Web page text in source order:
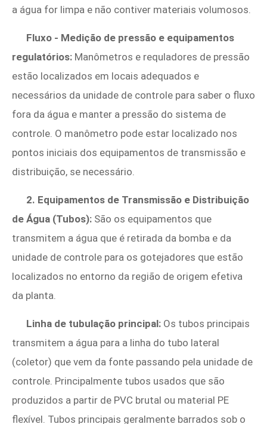
a água for limpa e não contiver materiais volumosos.
Fluxo - Medição de pressão e equipamentos
regulatórios: Manômetros e requladores de pressão
estão localizados em locais adequados e
necessários da unidade de controle para saber o fluxo
fora da água e manter a pressão do sistema de
controle. O manômetro pode estar localizado nos
pontos iniciais dos equipamentos de transmissão e
distribuição, se necessário.
2. Equipamentos de Transmissão e Distribuição
de Água (Tubos): São os equipamentos que
transmitem a água que é retirada da bomba e da
unidade de controle para os gotejadores que estão
localizados no entorno da região de origem efetiva
da planta.
Linha de tubulação principal: Os tubos principais
transmitem a água para a linha do tubo lateral
(coletor) que vem da fonte passando pela unidade de
controle. Principalmente tubos usados ​​que são
produzidos a partir de PVC brutal ou material PE
flexível. Tubos principais geralmente barrados sob o